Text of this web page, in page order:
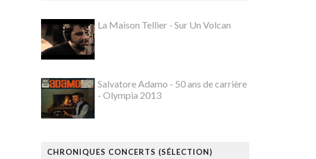
La Maison Tellier - Sur Un Volcan
Salvatore Adamo - 50 ans de carrière
- Olympia 2013
CHRONIQUES CONCERTS (SÉLECTION)